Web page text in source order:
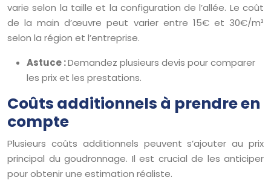
varie selon la taille et la configuration de l’allée. Le coût
de la main d’œuvre peut varier entre 15€ et 30€/m²
selon la région et l’entreprise.
Astuce :Demandez plusieurs devis pour comparer
les prix et les prestations.
Coûts additionnels à prendre en
compte
Plusieurs coûts additionnels peuvent s’ajouter au prix
principal du goudronnage. Il est crucial de les anticiper
pour obtenir une estimation réaliste.